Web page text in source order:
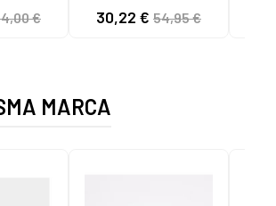
€
CANVAS K192495
30,22 € 54,95 €
MARCA